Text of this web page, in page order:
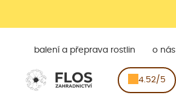
balení a přeprava rostlin o nás
4.52/5